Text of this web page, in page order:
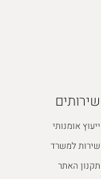
שירותים
ייעוץ אומנותי
שירות למשרד
תקנון האתר